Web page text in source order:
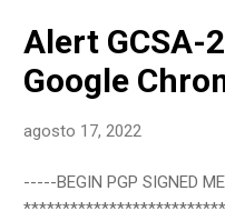
Alert GCSA-
Google
agosto 17, 2022
-----BEGIN PGP SIGNED